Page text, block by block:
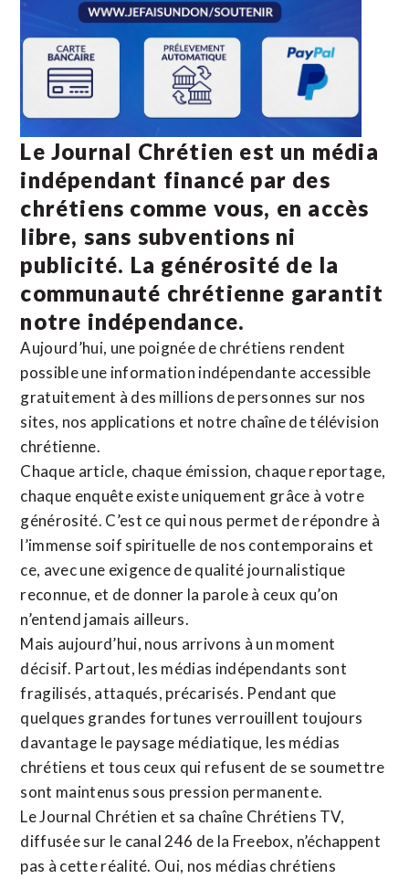
Le Journal Chrétien est un média
indépendant financé par des
chrétiens comme vous, en accès
libre, sans subventions ni
publicité. La générosité de la
communauté chrétienne garantit
notre indépendance.
Aujourd’hui, une poignée de chrétiens rendent
possible une information indépendante accessible
gratuitement à des millions de personnes sur nos
sites, nos applications et notre chaîne de télévision
chrétienne.
Chaque article, chaque émission, chaque reportage,
chaque enquête existe uniquement grâce à votre
générosité. C’est ce qui nous permet de répondre à
l’immense soif spirituelle de nos contemporains et
ce, avec une exigence de qualité journalistique
reconnue, et de donner la parole à ceux qu’on
n’entend jamais ailleurs.
Mais aujourd’hui, nous arrivons à un moment
décisif. Partout, les médias indépendants sont
fragilisés, attaqués, précarisés. Pendant que
quelques grandes fortunes verrouillent toujours
davantage le paysage médiatique, les médias
chrétiens et tous ceux qui refusent de se soumettre
sont maintenus sous pression permanente.
Le Journal Chrétien et sa chaîne Chrétiens TV,
diffusée sur le canal 246 de la Freebox, n’échappent
pas à cette réalité. Oui, nos médias chrétiens